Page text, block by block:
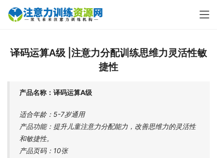
译码运算A级 |注意力分配训练思维力灵活性敏
捷性
产品名称：译码运算A级
适合年龄：5-7岁通用
产品功能：提升儿童注意力分配能力，改善思维力的灵活性
和敏捷性。
产品页码：10张